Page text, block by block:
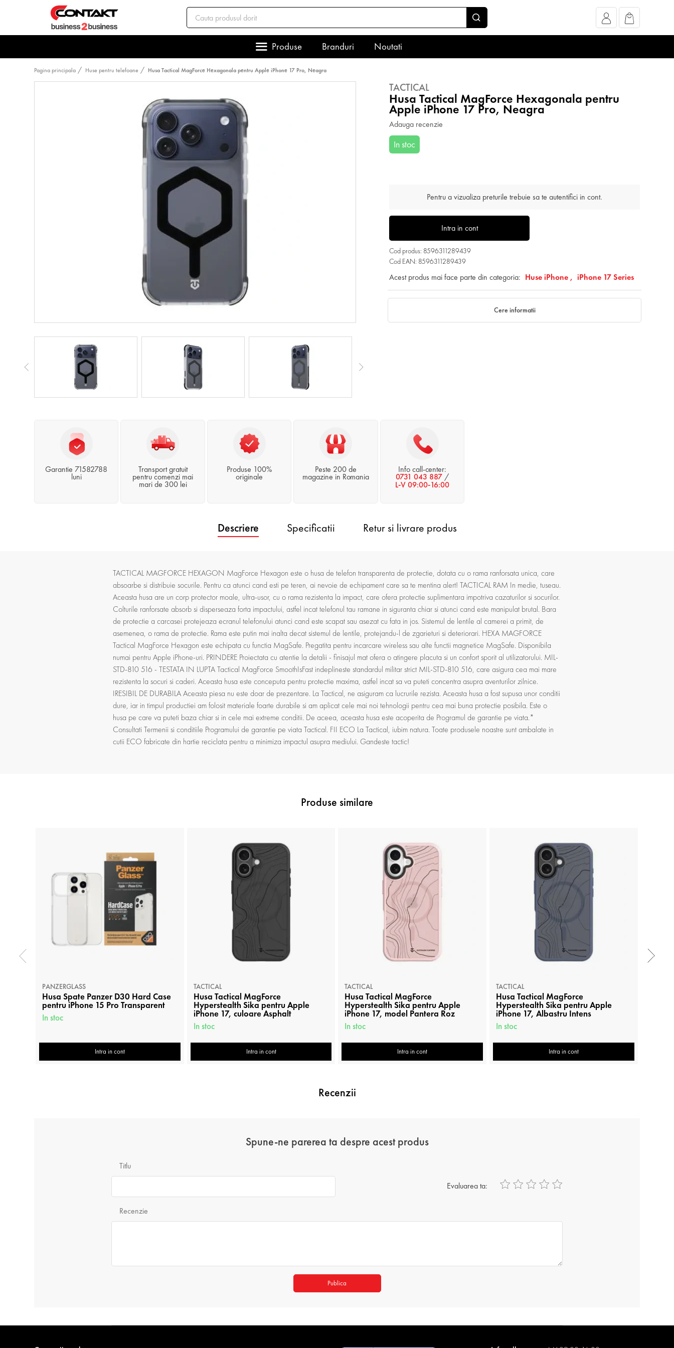
Produse Branduri Noutati
Pagina principala Huse pentru telefoane Husa Tactical MagForce Hexagonala pentru Apple iPhone 17 Pro, Neagra
TACTICAL
Husa Tactical MagForce Hexagonala pentru
Apple iPhone 17 Pro, Neagra
Adauga recenzie
In stoc
Pentru a vizualiza preturile trebuie sa te autentifici in cont.
Intra in cont
Cod produs: 8596311289439
Cod EAN: 8596311289439
Acest produs mai face parte din categoria: Huse iPhone , iPhone 17 Series
Cere informatii
Garantie 71582788
luni
Transport gratuit
pentru comenzi mai
mari de 300 lei
Produse 100%
originale
Peste 200 de
magazine in Romania
Info call-center:
0731 043 887 /
L-V 09:00-16:00
Descriere Specificatii Retur si livrare produs
TACTICAL MAGFORCE HEXAGON MagForce Hexagon este o husa de telefon transparenta de protectie, dotata cu o rama ranforsata unica, care
absoarbe si distribuie socurile. Pentru ca atunci cand esti pe teren, ai nevoie de echipament care sa te mentina alert! TACTICAL RAM In medie, tuseau.
Aceasta husa are un corp protector moale, ultra-usor, cu o rama rezistenta la impact, care ofera protectie suplimentara impotriva cazaturilor si socurilor.
Colturile ranforsate absorb si disperseaza forta impactului, astfel incat telefonul tau ramane in siguranta chiar si atunci cand este manipulat brutal. Bara
de protectie a carcasei protejeaza ecranul telefonului atunci cand este scapat sau asezat cu fata in jos. Sistemul de lentile al camerei a primit, de
asemenea, o rama de protectie. Rama este putin mai inalta decat sistemul de lentile, protejandu-l de zgarieturi si deteriorari. HEXA MAGFORCE
Tactical MagForce Hexagon este echipata cu functia MagSafe. Pregatita pentru incarcare wireless sau alte functii magnetice MagSafe. Disponibila
numai pentru Apple iPhone-uri. PRINDERE Proiectata cu atentie la detalii - finisajul mat ofera o atingere placuta si un confort sporit al utilizatorului. MIL-
STD-810 516 - TESTATA IN LUPTA Tactical MagForce SmoothIsFast indeplineste standardul militar strict MIL-STD-810 516, care asigura cea mai mare
rezistenta la socuri si caderi. Aceasta husa este conceputa pentru protectie maxima, astfel incat sa va puteti concentra asupra aventurilor zilnice.
IRESIBIL DE DURABILA Aceasta piesa nu este doar de prezentare. La Tactical, ne asiguram ca lucrurile rezista. Aceasta husa a fost supusa unor conditii
dure, iar in timpul productiei am folosit materiale foarte durabile si am aplicat cele mai noi tehnologii pentru cea mai buna protectie posibila. Este o
husa pe care va puteti baza chiar si in cele mai extreme conditii. De aceea, aceasta husa este acoperita de Programul de garantie pe viata.*
Consultati Termenii si conditiile Programului de garantie pe viata Tactical. FII ECO La Tactical, iubim natura. Toate produsele noastre sunt ambalate in
cutii ECO fabricate din hartie reciclata pentru a minimiza impactul asupra mediului. Gandeste tactic!
Produse similare
PANZERGLASS
Husa Spate Panzer D30 Hard Case
pentru iPhone 15 Pro Transparent
In stoc
Intra in cont
TACTICAL
Husa Tactical MagForce
Hyperstealth Sika pentru Apple
iPhone 17, culoare Asphalt
In stoc
Intra in cont
TACTICAL
Husa Tactical MagForce
Hyperstealth Sika pentru Apple
iPhone 17, model Pantera Roz
In stoc
Intra in cont
TACTICAL
Husa Tactical MagForce
Hyperstealth Sika pentru Apple
iPhone 17, Albastru Intens
In stoc
Intra in cont
Recenzii
Spune-ne parerea ta despre acest produs
Titlu
Evaluarea ta:
Recenzie
Publica